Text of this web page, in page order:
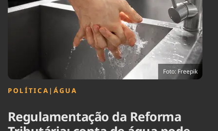
Ciência &
Tecnologia
Educação
Infraestrutura
Internacional
Saúde
Tempo
Foto: Freepik
POLÍTICA | ÁGUA
Regulamentação da Reforma